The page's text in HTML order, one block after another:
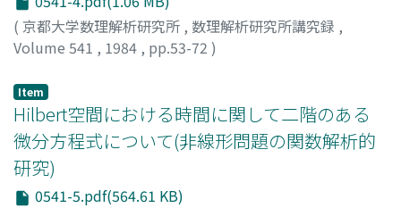
( 京都大学数理解析研究所 , 数理解析研究所講究録 ,
Volume 541 , 1984 , pp.53-72 )
Item
Hilbert空間における時間に関して二階のある
微分方程式について(非線形問題の関数解析的
研究)
0541-5.pdf(564.61 KB)